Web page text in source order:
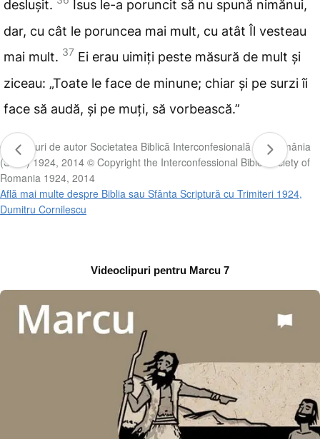
deslușit.
Isus le-a poruncit să nu spună nimănui,
dar, cu cât le poruncea mai mult, cu atât Îl vesteau
mai mult. 37 Ei erau uimiți peste măsură de mult și
ziceau: „Toate le face de minune; chiar și pe surzi îi
face să audă, și pe muți, să vorbească.”
© Drepturi de autor Societatea Biblică Interconfesională din România
(SBIR) 1924, 2014 © Copyright the Interconfessional Bible Society of
Romania 1924, 2014
Află mai multe despre Biblia sau Sfânta Scriptură cu Trimiteri 1924,
Dumitru Cornilescu
Videoclipuri pentru Marcu 7